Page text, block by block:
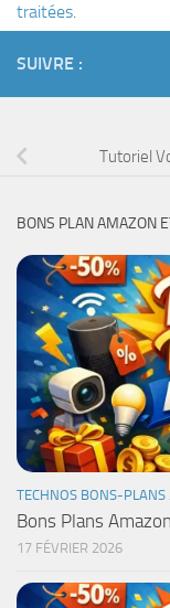
traitées.
SUIVRE :
Tutoriel
BONS PLAN AMAZON
TECHNOS BONS-PLANS
Bons Plans
17 FÉVRIER 2026